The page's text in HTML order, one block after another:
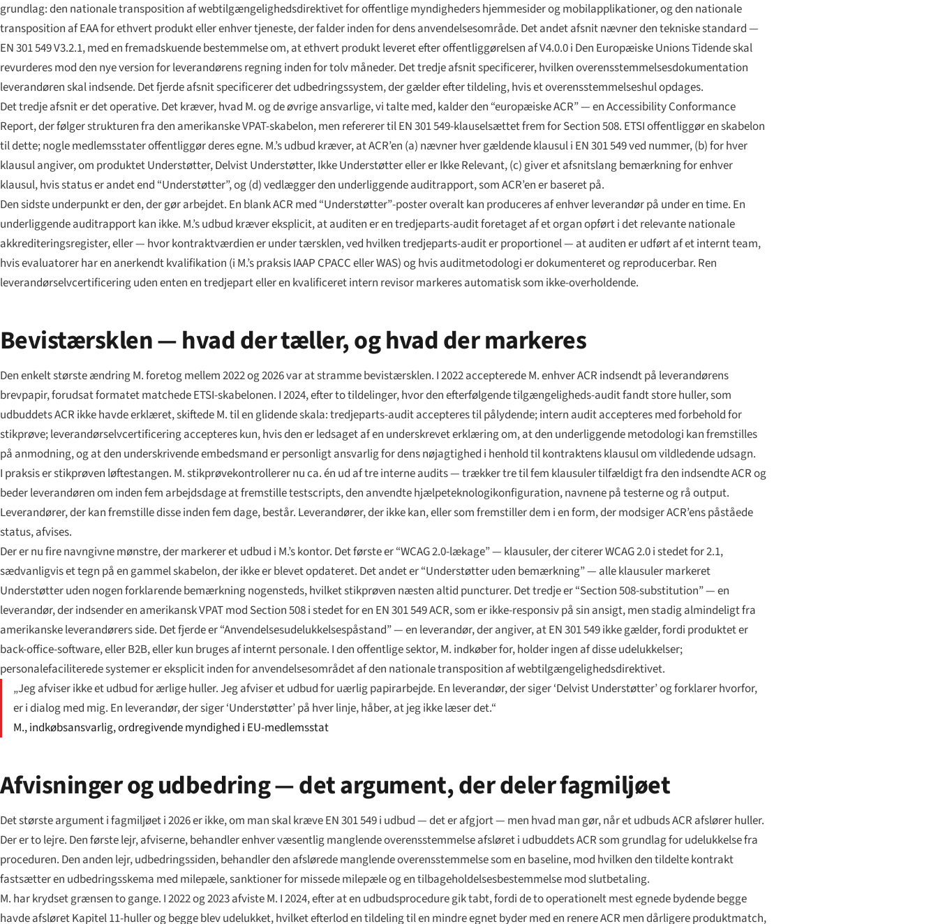
grundlag: den nationale transposition af webtilgængelighedsdirektivet for offentlige myndigheders hjemmesider og mobilapplikationer, og den nationale
transposition af EAA for ethvert produkt eller enhver tjeneste, der falder inden for dens anvendelsesområde. Det andet afsnit nævner den tekniske standard —
EN 301 549 V3.2.1, med en fremadskuende bestemmelse om, at ethvert produkt leveret efter offentliggørelsen af V4.0.0 i Den Europæiske Unions Tidende skal
revurderes mod den nye version for leverandørens regning inden for tolv måneder. Det tredje afsnit specificerer, hvilken overensstemmelsesdokumentation
leverandøren skal indsende. Det fjerde afsnit specificerer det udbedringssystem, der gælder efter tildeling, hvis et overensstemmelseshul opdages.
Det tredje afsnit er det operative. Det kræver, hvad M. og de øvrige ansvarlige, vi talte med, kalder den “europæiske ACR” — en Accessibility Conformance
Report, der følger strukturen fra den amerikanske VPAT-skabelon, men refererer til EN 301 549-klauselsættet frem for Section 508. ETSI offentliggør en skabelon
til dette; nogle medlemsstater offentliggør deres egne. M.’s udbud kræver, at ACR’en (a) nævner hver gældende klausul i EN 301 549 ved nummer, (b) for hver
klausul angiver, om produktet Understøtter, Delvist Understøtter, Ikke Understøtter eller er Ikke Relevant, (c) giver et afsnitslang bemærkning for enhver
klausul, hvis status er andet end “Understøtter”, og (d) vedlægger den underliggende auditrapport, som ACR’en er baseret på.
Den sidste underpunkt er den, der gør arbejdet. En blank ACR med “Understøtter”-poster overalt kan produceres af enhver leverandør på under en time. En
underliggende auditrapport kan ikke. M.’s udbud kræver eksplicit, at auditen er en tredjeparts-audit foretaget af et organ opført i det relevante nationale
akkrediteringsregister, eller — hvor kontraktværdien er under tærsklen, ved hvilken tredjeparts-audit er proportionel — at auditen er udført af et internt team,
hvis evaluatorer har en anerkendt kvalifikation (i M.’s praksis IAAP CPACC eller WAS) og hvis auditmetodologi er dokumenteret og reproducerbar. Ren
leverandørselvcertificering uden enten en tredjepart eller en kvalificeret intern revisor markeres automatisk som ikke-overholdende.
Bevistærsklen — hvad der tæller, og hvad der markeres
Den enkelt største ændring M. foretog mellem 2022 og 2026 var at stramme bevistærsklen. I 2022 accepterede M. enhver ACR indsendt på leverandørens
brevpapir, forudsat formatet matchede ETSI-skabelonen. I 2024, efter to tildelinger, hvor den efterfølgende tilgængeligheds-audit fandt store huller, som
udbuddets ACR ikke havde erklæret, skiftede M. til en glidende skala: tredjeparts-audit accepteres til pålydende; intern audit accepteres med forbehold for
stikprøve; leverandørselvcertificering accepteres kun, hvis den er ledsaget af en underskrevet erklæring om, at den underliggende metodologi kan fremstilles
på anmodning, og at den underskrivende embedsmand er personligt ansvarlig for dens nøjagtighed i henhold til kontraktens klausul om vildledende udsagn.
I praksis er stikprøven løftestangen. M. stikprøvekontrollerer nu ca. én ud af tre interne audits — trækker tre til fem klausuler tilfældigt fra den indsendte ACR og
beder leverandøren om inden fem arbejdsdage at fremstille testscripts, den anvendte hjælpeteknologikonfiguration, navnene på testerne og rå output.
Leverandører, der kan fremstille disse inden fem dage, består. Leverandører, der ikke kan, eller som fremstiller dem i en form, der modsiger ACR’ens påståede
status, afvises.
Der er nu fire navngivne mønstre, der markerer et udbud i M.’s kontor. Det første er “WCAG 2.0-lækage” — klausuler, der citerer WCAG 2.0 i stedet for 2.1,
sædvanligvis et tegn på en gammel skabelon, der ikke er blevet opdateret. Det andet er “Understøtter uden bemærkning” — alle klausuler markeret
Understøtter uden nogen forklarende bemærkning nogensteds, hvilket stikprøven næsten altid puncturer. Det tredje er “Section 508-substitution” — en
leverandør, der indsender en amerikansk VPAT mod Section 508 i stedet for en EN 301 549 ACR, som er ikke-responsiv på sin ansigt, men stadig almindeligt fra
amerikanske leverandørers side. Det fjerde er “Anvendelsesudelukkelsespåstand” — en leverandør, der angiver, at EN 301 549 ikke gælder, fordi produktet er
back-office-software, eller B2B, eller kun bruges af internt personale. I den offentlige sektor, M. indkøber for, holder ingen af disse udelukkelser;
personalefaciliterede systemer er eksplicit inden for anvendelsesområdet af den nationale transposition af webtilgængelighedsdirektivet.
„Jeg afviser ikke et udbud for ærlige huller. Jeg afviser et udbud for uærlig papirarbejde. En leverandør, der siger ‘Delvist Understøtter’ og forklarer hvorfor,
er i dialog med mig. En leverandør, der siger ‘Understøtter’ på hver linje, håber, at jeg ikke læser det.“
M., indkøbsansvarlig, ordregivende myndighed i EU-medlemsstat
Afvisninger og udbedring — det argument, der deler fagmiljøet
Det største argument i fagmiljøet i 2026 er ikke, om man skal kræve EN 301 549 i udbud — det er afgjort — men hvad man gør, når et udbuds ACR afslører huller.
Der er to lejre. Den første lejr, afviserne, behandler enhver væsentlig manglende overensstemmelse afsløret i udbuddets ACR som grundlag for udelukkelse fra
proceduren. Den anden lejr, udbedringssiden, behandler den afslørede manglende overensstemmelse som en baseline, mod hvilken den tildelte kontrakt
fastsætter en udbedringsskema med milepæle, sanktioner for missede milepæle og en tilbageholdelsesbestemmelse mod slutbetaling.
M. har krydset grænsen to gange. I 2022 og 2023 afviste M. I 2024, efter at en udbudsprocedure gik tabt, fordi de to operationelt mest egnede bydende begge
havde afsløret Kapitel 11-huller og begge blev udelukket, hvilket efterlod en tildeling til en mindre egnet byder med en renere ACR men dårligere produktmatch,